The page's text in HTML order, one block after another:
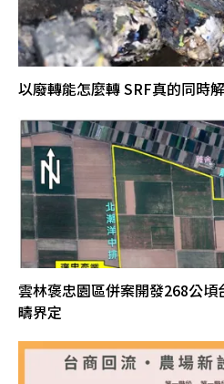
以廢轉能怎麼轉 SRF真的同時
雲林褒忠園區併案開發268公
疇界定